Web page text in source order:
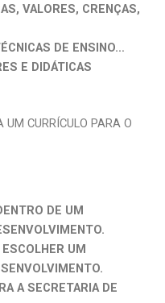
VALORES, CRENÇAS,
DE ENSINO…
E DIDÁTICAS
UM CURRÍCULO PARA O
DE UM
UM
A SECRETARIA DE